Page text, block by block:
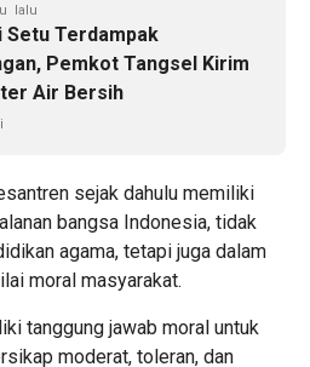
lalu
Setu Terdampak
Pemkot Tangsel Kirim
Air Bersih
sejak dahulu memiliki
bangsa Indonesia, tidak
agama, tetapi juga dalam
moral masyarakat.
tanggung jawab moral untuk
moderat, toleran, dan